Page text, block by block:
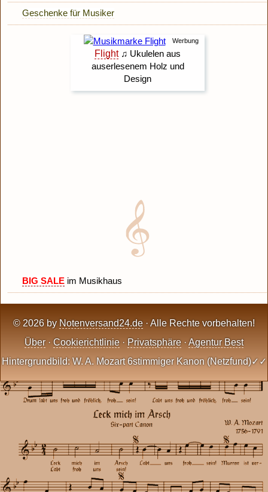
Geschenke für Musiker
BIG SALE im Musikhaus
© 2026 by Notenversand24.de · Alle Rechte vorbehalten!
Über · Cookierichtlinie · Privatsphäre · Agentur Best
Hintergrundbild: W. A. Mozart 6stimmiger Kanon (Netzfund)✓✓